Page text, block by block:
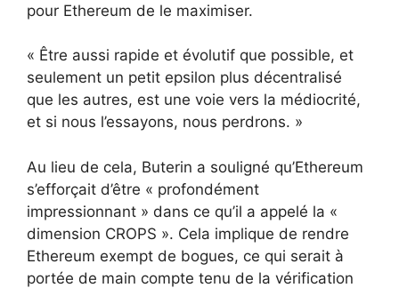
pour Ethereum de le maximiser.
« Être aussi rapide et évolutif que possible, et
seulement un petit epsilon plus décentralisé
que les autres, est une voie vers la médiocrité,
et si nous l’essayons, nous perdrons. »
Au lieu de cela, Buterin a souligné qu’Ethereum
s’efforçait d’être « profondément
impressionnant » dans ce qu’il a appelé la «
dimension CROPS ». Cela implique de rendre
Ethereum exempt de bogues, ce qui serait à
portée de main compte tenu de la vérification